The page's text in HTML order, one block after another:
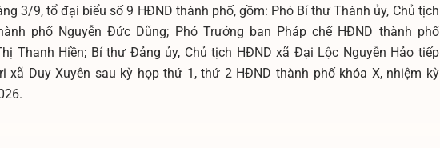
3/9, tổ đại biểu số 9 HĐND thành phố, gồm: Phó Bí thư Thành ủy, Chủ tịch
phố Nguyễn Đức Dũng; Phó Trưởng ban Pháp chế HĐND thành phố
Thanh Hiền; Bí thư Đảng ủy, Chủ tịch HĐND xã Đại Lộc Nguyễn Hảo tiếp
xã Duy Xuyên sau kỳ họp thứ 1, thứ 2 HĐND thành phố khóa X, nhiệm kỳ